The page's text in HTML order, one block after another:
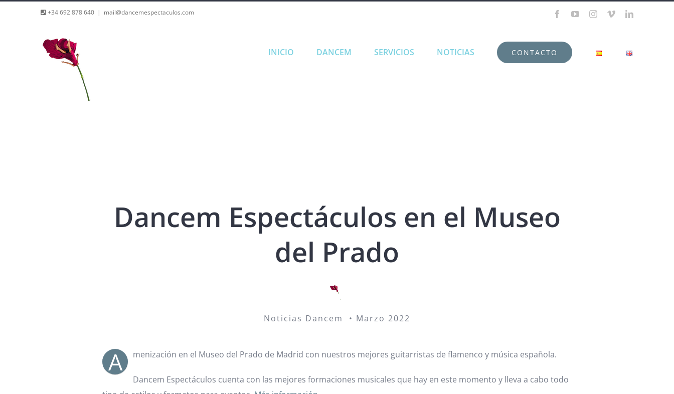
+34 692 878 640 | mail@dancemespectaculos.com FacebookYouTubeInstagram
VimeoLinkedIn
INICIO DANCEM SERVICIOS NOTICIAS CONTACTO
Dancem Espectáculos en el Museo
del Prado
Noticias Dancem • Marzo 2022
A menización en el Museo del Prado de Madrid con nuestros mejores guitarristas de flamenco y música española.
Dancem Espectáculos cuenta con las mejores formaciones musicales que hay en este momento y lleva a cabo todo